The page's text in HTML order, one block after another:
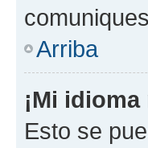
Arriba
¡Mi
Esto se